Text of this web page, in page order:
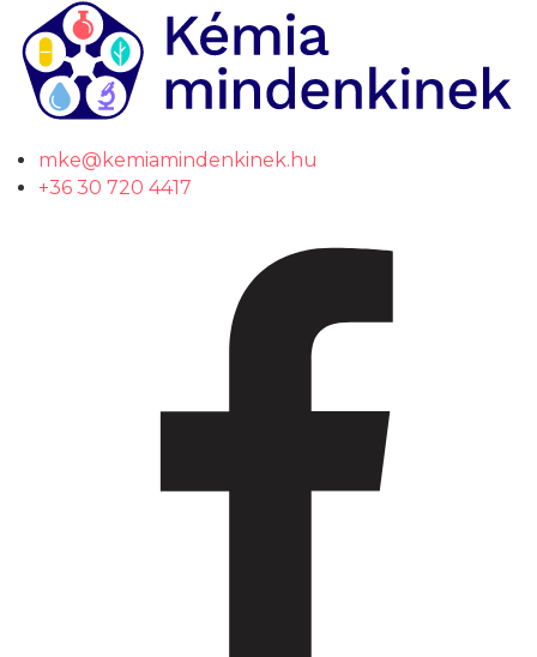
mke@kemiamindenkinek.hu
+36 30 720 4417